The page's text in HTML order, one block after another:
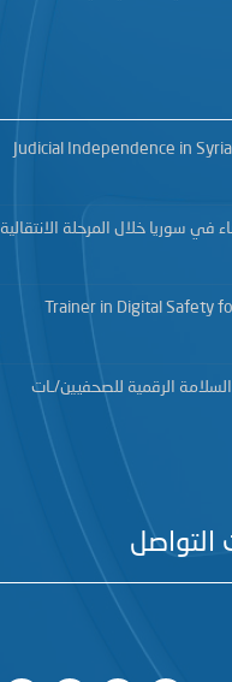
Judicial Independence in
في سوريا خلال المرحلة الانتقالية
Trainer in Digital Safety
الرقمية للصحفيين/ـات
التواصل